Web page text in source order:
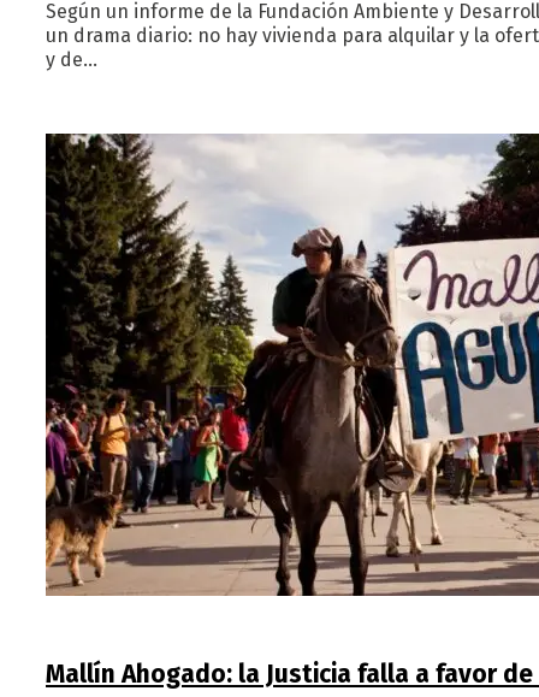
Según un informe de la Fundación Ambiente y
un drama diario: no hay vivienda para alquilar y la
y de…
Mallín Ahogado: la Justicia falla a favor